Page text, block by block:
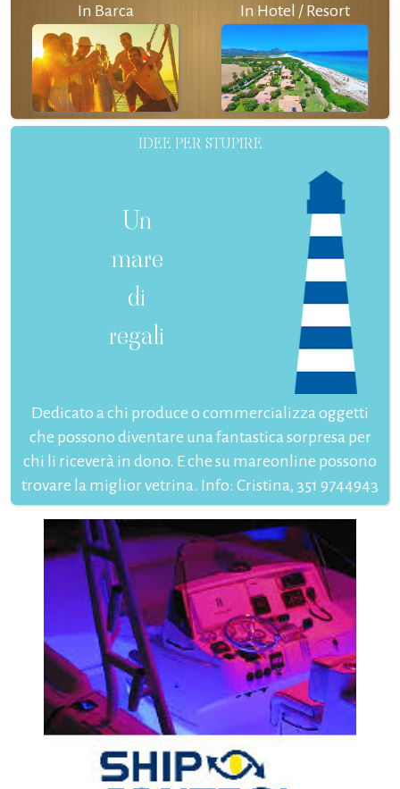
In Barca In Hotel / Resort
IDEE PER STUPIRE
Un
mare
di
regali
Dedicato a chi produce o commercializza oggetti
che possono diventare una fantastica sorpresa per
chi li riceverà in dono. E che su mareonline possono
trovare la miglior vetrina. Info: Cristina, 351 9744943